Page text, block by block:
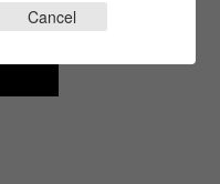
Cancel